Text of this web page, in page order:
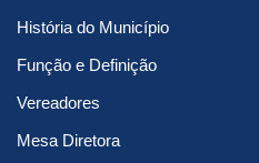
História do Município
Função e Definição
Vereadores
Mesa Diretora